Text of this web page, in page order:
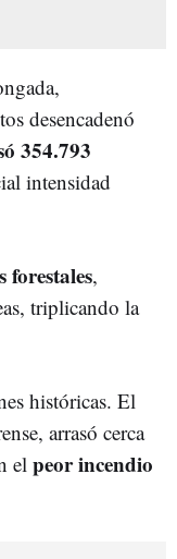
desencadenó
354.793
intensidad
forestales,
triplicando la
históricas. El
arrasó cerca
el peor incendio